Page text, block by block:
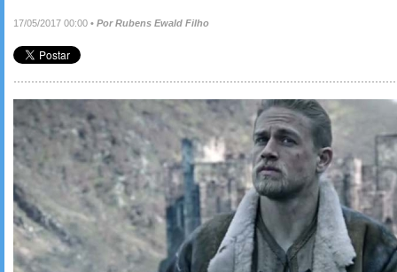
17/05/2017 00:00 • Por Rubens Ewald Filho